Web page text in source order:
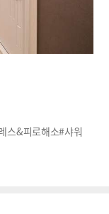
스&피로해소#샤워